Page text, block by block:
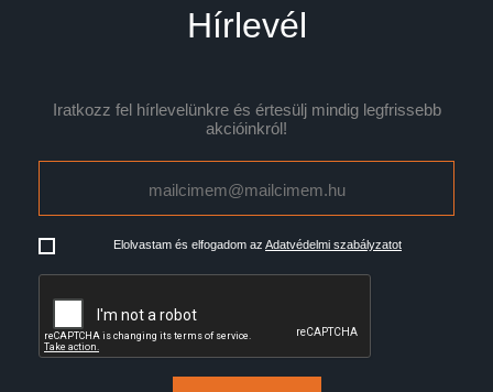
Hírlevél
Iratkozz fel hírlevelünkre és értesülj mindig legfrissebb
akcióinkról!
Elolvastam és elfogadom az Adatvédelmi szabályzatot